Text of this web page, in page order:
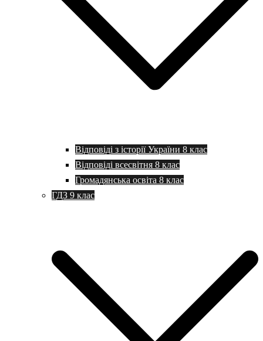
Відповіді з історії України 8 клас
Відповіді всесвітня 8 клас
Громадянська освіта 8 клас
ГДЗ 9 клас